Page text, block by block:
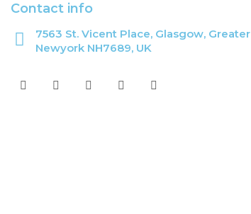
Contact info
7563 St. Vicent Place, Glasgow, Greater
Newyork NH7689, UK